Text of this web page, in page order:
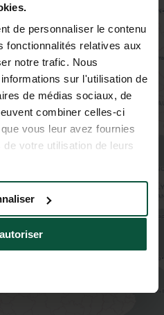
de personnaliser le contenu
fonctionnalités relatives aux
notre trafic. Nous
sur l'utilisation de
de médias sociaux, de
combiner celles-ci
vous leur avez fournies
votre utilisation de leurs